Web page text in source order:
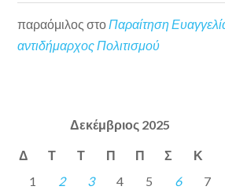
παραόμιλος στοΠαραίτηση
αντιδήμαρχος Πολιτισμού
Δεκέμβριος 2025
Δ Τ Τ Π Π Σ Κ
1 2 3 4 5 6
7